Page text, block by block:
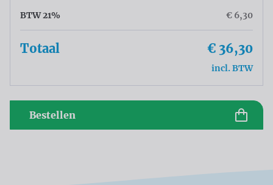
BTW 21% € 6,30
Totaal € 36,30
incl. BTW
Bestellen